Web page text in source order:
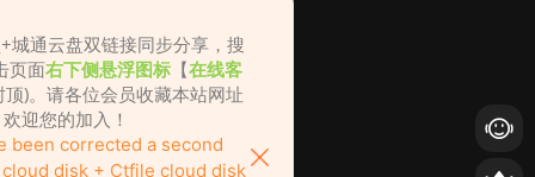
城通云盘双链接同步分享，搜
页面右下侧悬浮图标 【在线客
)。请各位会员收藏本站网址
迎您的加入！
been corrected a second
disk + Ctfile cloud disk